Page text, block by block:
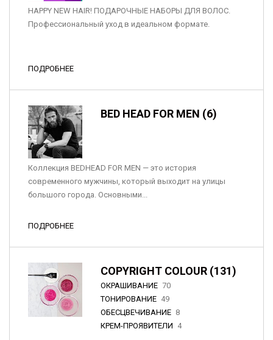
HAPPY NEW HAIR! ПОДАРОЧНЫЕ НАБОРЫ ДЛЯ ВОЛОС.
Профессиональный уход в идеальном формате.
ПОДРОБНЕЕ
BED HEAD FOR MEN (6)
Коллекция BEDHEAD FOR MEN — это история
современного мужчины, который выходит на улицы
большого города. Основными...
ПОДРОБНЕЕ
COPYRIGHT COLOUR (131)
ОКРАШИВАНИЕ 70
ТОНИРОВАНИЕ 49
ОБЕСЦВЕЧИВАНИЕ 8
КРЕМ-ПРОЯВИТЕЛИ 4